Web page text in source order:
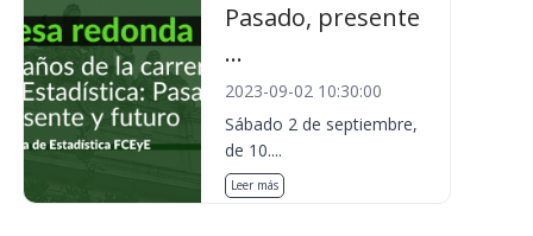
Pasado, presente
...
2023-09-02 10:30:00
Sábado 2 de septiembre,
de 10....
Leer más